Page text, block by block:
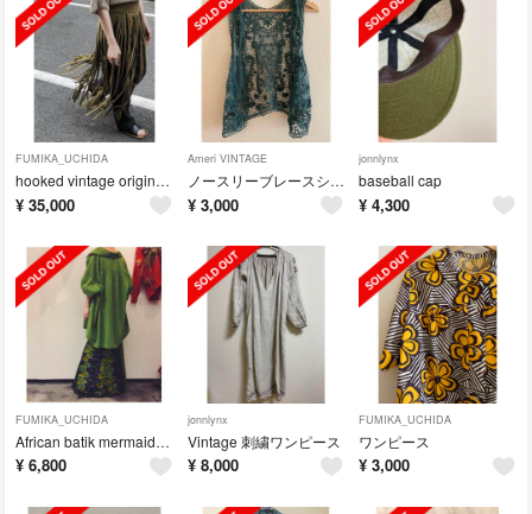
FUMIKA_UCHIDA
hooked vintage original skirt ※1/27まで掲載
¥ 35,000
Ameri VINTAGE
ノースリーブレースシャツ
¥ 3,000
jonnlynx
baseball cap
¥ 4,300
FUMIKA_UCHIDA
African batik mermaid skirt
¥ 6,800
jonnlynx
Vintage 刺繍ワンピース
¥ 8,000
FUMIKA_UCHIDA
ワンピース
¥ 3,000